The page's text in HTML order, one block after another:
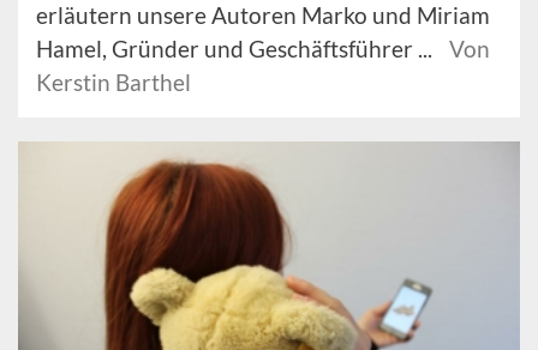
erläutern unsere Autoren Marko und Miriam
Hamel, Gründer und Geschäftsführer ...
Von
Kerstin Barthel